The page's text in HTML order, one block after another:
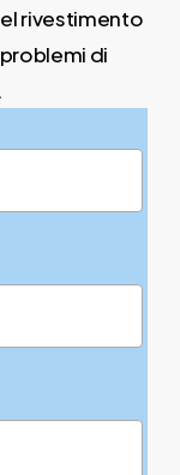
rivestimento
di